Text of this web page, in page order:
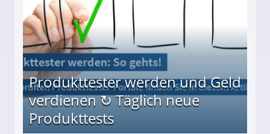
Produkttester werden und Geld
verdienen ↻ Täglich neue
Produkttests